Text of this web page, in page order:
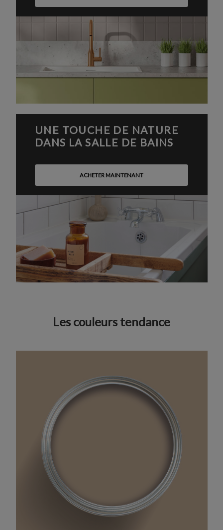
UNE TOUCHE DE NATURE
DANS LA SALLE DE BAINS
ACHETER MAINTENANT
Les couleurs tendance